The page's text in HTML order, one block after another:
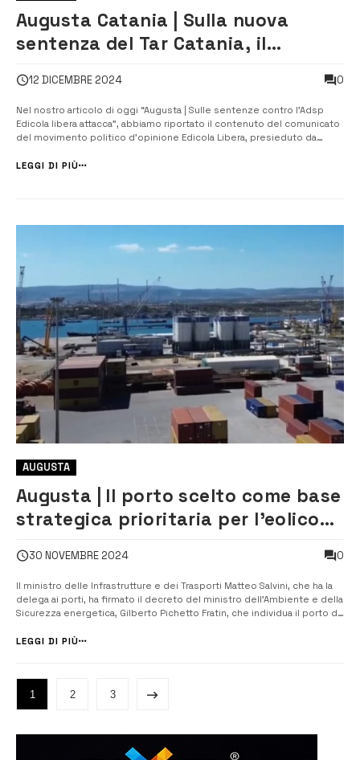
Augusta Catania | Sulla nuova
sentenza del Tar Catania, il
accuse
12 DICEMBRE 2024 0
Nel nostro articolo di oggi “Augusta | Sulle sentenze contro l’Adsp
Edicola libera attacca”, abbiamo riportato il contenuto del comunicato
del movimento politico d’opinione Edicola Libera, presieduto da
dell’AdSP, sulla base di due recenti sentenze del Tar Catania (leggi
LEGGI DI PIÙ
AUGUSTA
Augusta | Il porto scelto come base
strategica prioritaria per l’eolico
30 NOVEMBRE 2024 0
Il ministro delle Infrastrutture e dei Trasporti Matteo Salvini, che ha la
delega ai porti, ha firmato il decreto del ministro dell’Ambiente e della
Sicurezza energetica, Gilberto Pichetto Fratin, che individua il porto di
impianti eolici offshore nel Mediterraneo. ...
LEGGI DI PIÙ
1 2 3